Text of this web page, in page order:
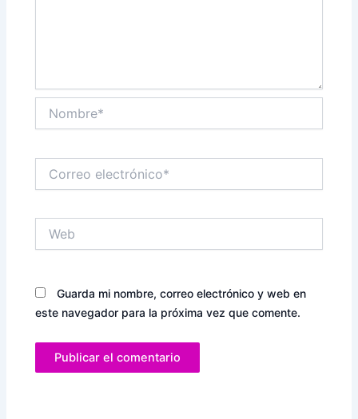
electrónico*
Guarda mi nombre, correo electrónico y web en
este navegador para la próxima vez que comente.